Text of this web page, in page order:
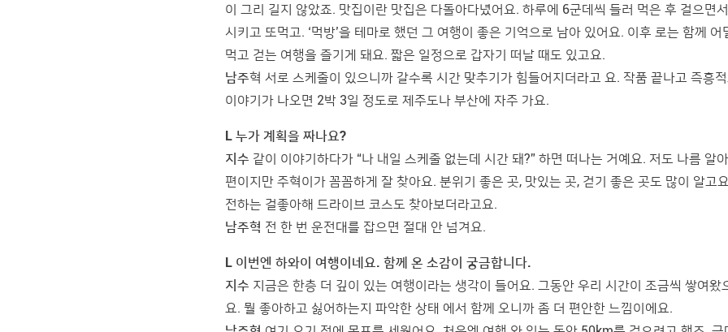
이 그리 길지 않았죠. 맛집이란 맛집은 다돌아다녔어요. 하루에 6군데씩 들러 먹은 후 걸으면
시키고 또먹고. ‘먹방’을 테마로 했던 그 여행이 좋은 기억으로 남아 있어요. 이후 로는 함께 어
먹고 걷는 여행을 즐기게 돼요. 짧은 일정으로 갑자기 떠날 때도 있고요.
남주혁 서로 스케줄이 있으니까 갈수록 시간 맞추기가 힘들어지더라고 요. 작품 끝나고 즉흥
이야기가 나오면 2박 3일 정도로 제주도나 부산에 자주 가요.
L 누가 계획을 짜나요?
지수 같이 이야기하다가 “나 내일 스케줄 없는데 시간 돼?” 하면 떠나는 거예요. 저도 나름 알
편이지만 주혁이가 꼼꼼하게 잘 찾아요. 분위기 좋은 곳, 맛있는 곳, 걷기 좋은 곳도 많이 알고
전하는 걸좋아해 드라이브 코스도 찾아보더라고요.
남주혁 전 한 번 운전대를 잡으면 절대 안 넘겨요.
L 이번엔 하와이 여행이네요. 함께 온 소감이 궁금합니다.
지수 지금은 한층 더 깊이 있는 여행이라는 생각이 들어요. 그동안 우리 시간이 조금씩 쌓여왔
요. 뭘 좋아하고 싫어하는지 파악한 상태 에서 함께 오니까 좀 더 편안한 느낌이에요.